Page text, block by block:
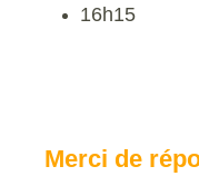
16h15
Merci de